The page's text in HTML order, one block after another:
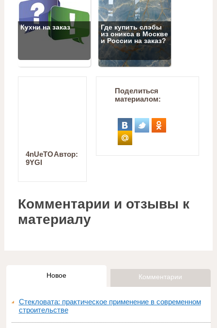
Кухни на заказ
Где купить слэбы
из оникса в Москве
и России на заказ?
Автор:
4nUeTO
9YGI
Поделиться
материалом:
Комментарии и отзывы к
материалу
Новое Комментарии
Стекловата: практическое применение в современном
строительстве